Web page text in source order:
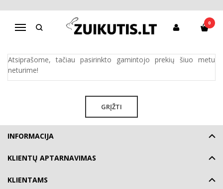
Navigacija
0
AVON
Pagrindinis Pirkite pagal gamintoją AVON
Atsiprašome, tačiau pasirinkto gamintojo prekių šiuo metu
neturime!
GRĮŽTI
INFORMACIJA
KLIENTŲ APTARNAVIMAS
KLIENTAMS